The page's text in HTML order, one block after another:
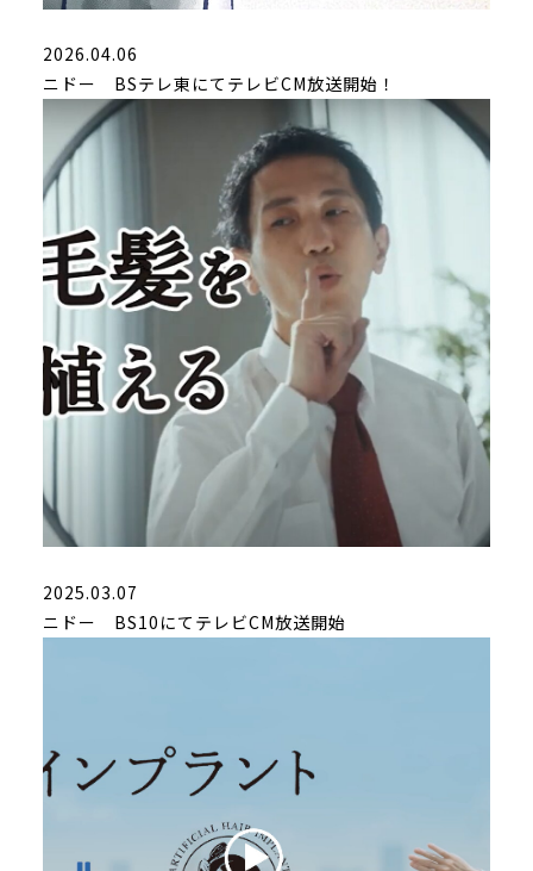
2026.04.06
ニドー BSテレ東にてテレビCM放送開始！
2025.03.07
ニドー BS10にてテレビCM放送開始